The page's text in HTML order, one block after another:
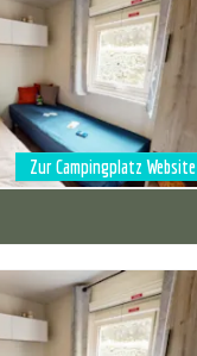
Zur Campingplatz Website